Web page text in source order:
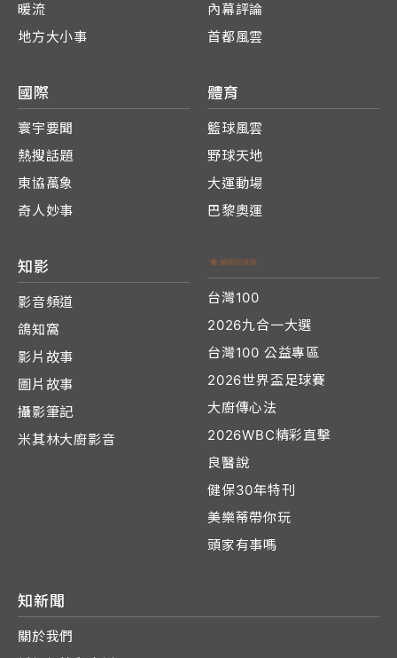
暖流
地方大小事
內幕評論
首都風雲
國際
寰宇要聞
熱搜話題
東協萬象
奇人妙事
體育
籃球風雲
野球天地
大運動場
巴黎奧運
知影
影音頻道
鴿知窩
影片故事
圖片故事
攝影筆記
米其林大廚影音
台灣100
2026九合一大選
台灣100 公益專區
2026世界盃足球賽
大廚傳心法
2026WBC精彩直擊
良醫說
健保30年特刊
美樂蒂帶你玩
頭家有事嗎
知新聞
關於我們